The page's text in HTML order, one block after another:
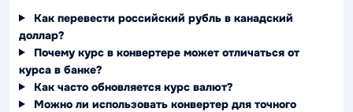
Как перевести российский рубль в канадский
доллар?
Почему курс в конвертере может отличаться от
курса в банке?
Как часто обновляется курс валют?
Можно ли использовать конвертер для точного